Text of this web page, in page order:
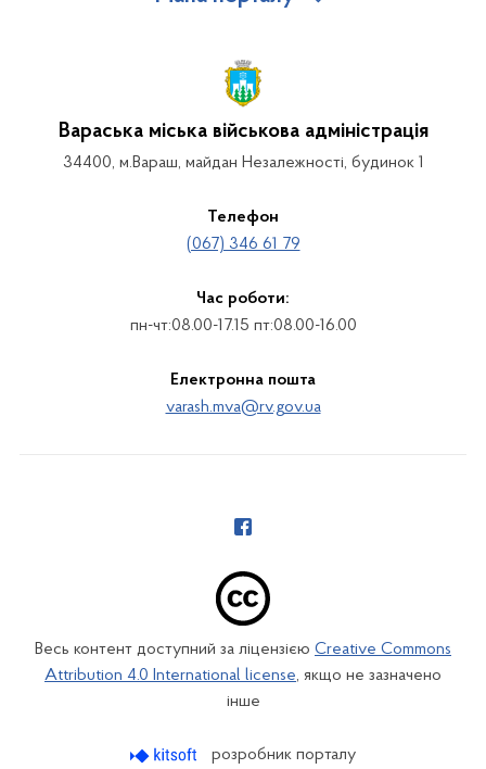
Вараська міська військова адміністрація
34400, м.Вараш, майдан Незалежності, будинок 1
Телефон
(067) 346 61 79
Час роботи:
пн-чт:08.00-17.15 пт:08.00-16.00
Електронна пошта
varash.mva@rv.gov.ua
Весь контент доступний за ліцензією Creative Commons
Attribution 4.0 International license, якщо не зазначено
інше
розробник порталу